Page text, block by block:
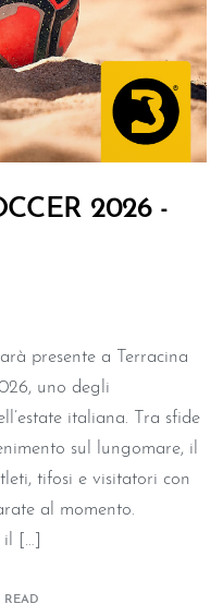
2026 -
presente a Terracina
uno degli
italiana. Tra sfide
sul lungomare, il
tifosi e visitatori con
al momento.
[…]
READ